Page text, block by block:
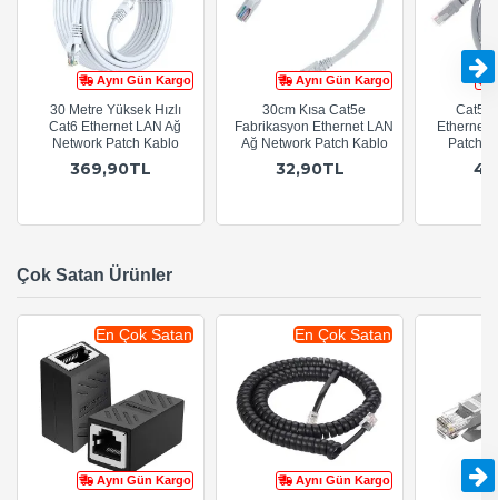
Aynı Gün Kargo
30 Metre Yüksek Hızlı
Cat6 Ethernet LAN Ağ
Network Patch Kablo
369,90TL
Aynı Gün Kargo
30cm Kısa Cat5e
Fabrikasyon Ethernet LAN
Ağ Network Patch Kablo
32,90TL
Cat5e
Ethernet
Patch
Çok Satan Ürünler
Aynı Gün Kargo
En Çok Satan
Aynı Gün Kargo
En Çok Satan